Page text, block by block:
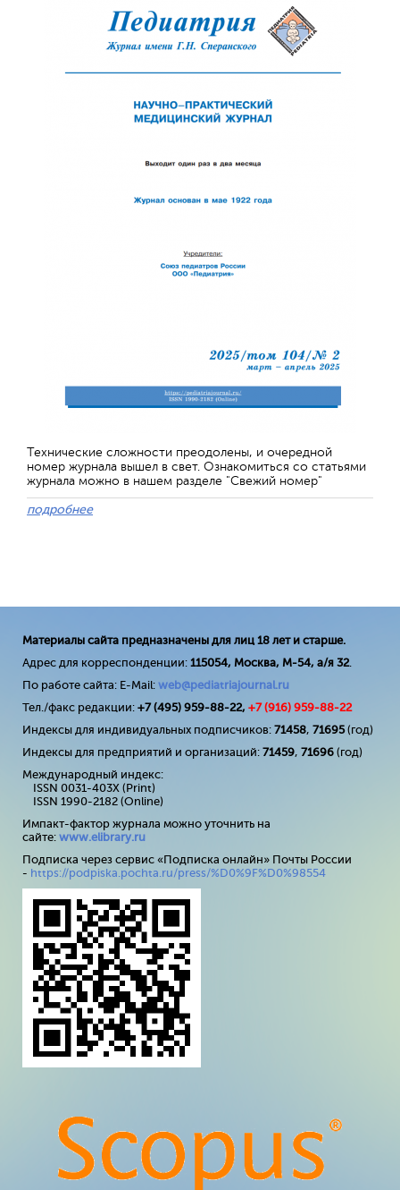
Технические сложности преодолены, и очередной
номер журнала вышел в свет. Ознакомиться со статьями
журнала можно в нашем разделе "Свежий номер"
подробнее
Материалы сайта предназначены для лиц 18 лет и старше.
Адрес для корреспонденции: 115054, Москва, М-54, а/я 32.
По работе сайта: E-Mail: web@pediatriajournal.ru
Тел./факс редакции: +7 (495) 959-88-22, +7 (916) 959-88-22
Индексы для индивидуальных подписчиков: 71458, 71695(год)
Индексы для предприятий и организаций: 71459, 71696 (год)
Международный индекс:
ISSN 0031-403X (Print)
ISSN 1990-2182 (Online)
Импакт-фактор журнала можно уточнить на
сайте: www.elibrary.ru
Подписка через сервис «Подписка онлайн» Почты России
- https://podpiska.pochta.ru/press/%D0%9F%D0%98554